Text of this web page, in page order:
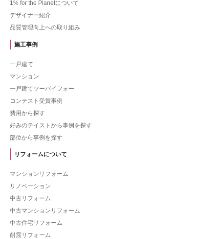
1% for the Planetについて
デザイナー紹介
品質管理向上への取り組み
施工事例
一戸建て
マンション
一戸建てツーバイフォー
コンテスト受賞事例
費用から探す
好みのテイストから事例を探す
部位から事例を探す
リフォームについて
マンションリフォーム
リノベーション
中古リフォーム
中古マンションリフォーム
中古住宅リフォーム
耐震リフォーム